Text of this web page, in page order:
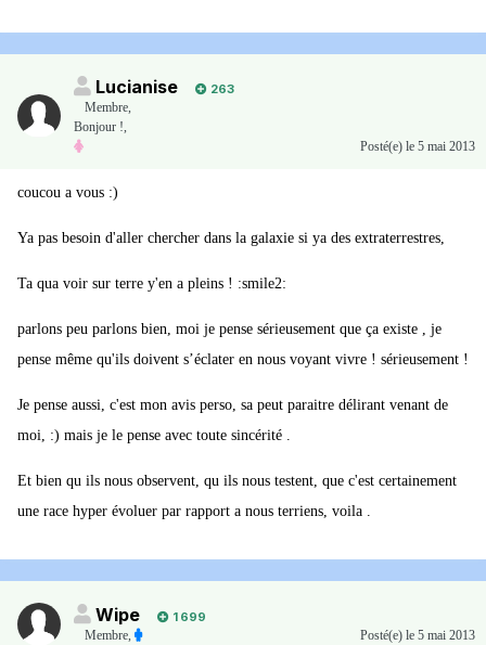
Lucianise
263
Membre,
Bonjour !,
Posté(e) le 5 mai 2013
coucou a vous :)
Ya pas besoin d'aller chercher dans la galaxie si ya des extraterrestres,
Ta qua voir sur terre y'en a pleins ! :smile2:
parlons peu parlons bien, moi je pense sérieusement que ça existe , je
pense même qu'ils doivent s’éclater en nous voyant vivre ! sérieusement !
Je pense aussi, c'est mon avis perso, sa peut paraitre délirant venant de
moi, :) mais je le pense avec toute sincérité .
Et bien qu ils nous observent, qu ils nous testent, que c'est certainement
une race hyper évoluer par rapport a nous terriens, voila .
Wipe
1 699
Membre, Posté(e) le 5 mai 2013